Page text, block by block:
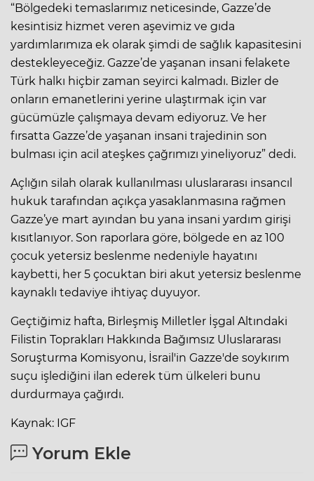
“Bölgedeki temaslarımız neticesinde, Gazze’de
kesintisiz hizmet veren aşevimiz ve gıda
yardımlarımıza ek olarak şimdi de sağlık kapasitesini
destekleyeceğiz. Gazze’de yaşanan insani felakete
Türk halkı hiçbir zaman seyirci kalmadı. Bizler de
onların emanetlerini yerine ulaştırmak için var
gücümüzle çalışmaya devam ediyoruz. Ve her
fırsatta Gazze’de yaşanan insani trajedinin son
bulması için acil ateşkes çağrımızı yineliyoruz” dedi.
Açlığın silah olarak kullanılması uluslararası insancıl
hukuk tarafından açıkça yasaklanmasına rağmen
Gazze’ye mart ayından bu yana insani yardım girişi
kısıtlanıyor. Son raporlara göre, bölgede en az 100
çocuk yetersiz beslenme nedeniyle hayatını
kaybetti, her 5 çocuktan biri akut yetersiz beslenme
kaynaklı tedaviye ihtiyaç duyuyor.
Geçtiğimiz hafta, Birleşmiş Milletler İşgal Altındaki
Filistin Toprakları Hakkında Bağımsız Uluslararası
Soruşturma Komisyonu, İsrail'in Gazze'de soykırım
suçu işlediğini ilan ederek tüm ülkeleri bunu
durdurmaya çağırdı.
Kaynak: IGF
Yorum Ekle